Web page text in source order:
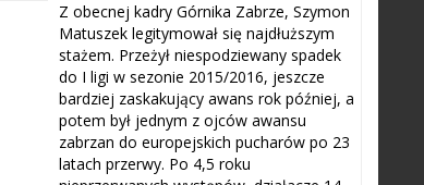
Z obecnej kadry Górnika Zabrze, Szymon
Matuszek legitymował się najdłuższym
stażem. Przeżył niespodziewany spadek
do I ligi w sezonie 2015/2016, jeszcze
bardziej zaskakujący awans rok później, a
potem był jednym z ojców awansu
zabrzan do europejskich pucharów po 23
latach przerwy. Po 4,5 roku